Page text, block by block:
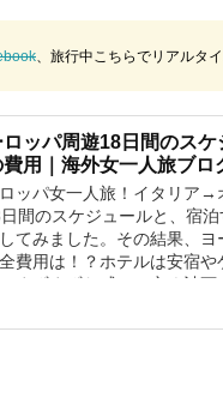
、旅行中こちらでリアルタ
ロッパ周遊18日間のス
費用｜海外女一人旅ブロ
ッパ女一人旅！イタリア
間のスケジュールと、宿
てみました。その結果、
費用は！？ホテルは安宿
まずまずな感じで安く計画